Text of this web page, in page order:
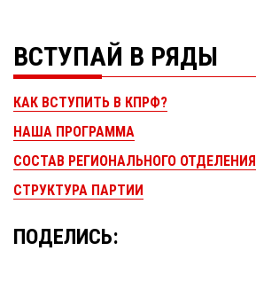
ВСТУПАЙ В РЯДЫ
КАК ВСТУПИТЬ В КПРФ?
НАША ПРОГРАММА
СОСТАВ РЕГИОНАЛЬНОГО ОТДЕЛЕНИЯ
СТРУКТУРА ПАРТИИ
ПОДЕЛИСЬ: